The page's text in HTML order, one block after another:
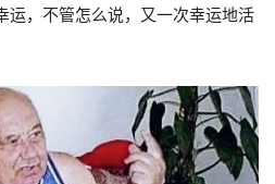
运，不管怎么说，又一次幸运地活